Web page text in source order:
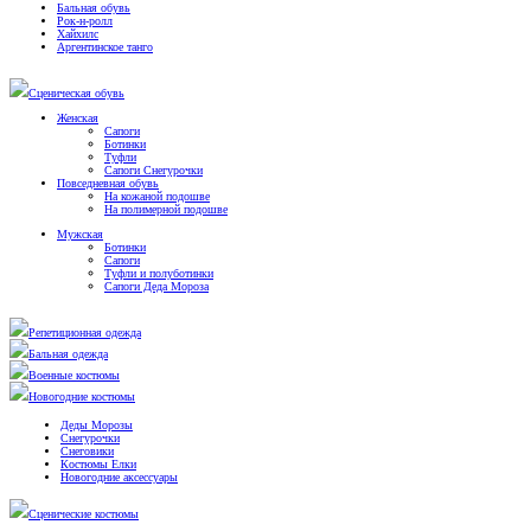
Бальная обувь
Рок-н-ролл
Хайхилс
Аргентинское танго
Сценическая обувь
Женская
Сапоги
Ботинки
Туфли
Сапоги Снегурочки
Повседневная обувь
На кожаной подошве
На полимерной подошве
Мужская
Ботинки
Сапоги
Туфли и полуботинки
Сапоги Деда Мороза
Репетиционная одежда
Бальная одежда
Военные костюмы
Новогодние костюмы
Деды Морозы
Снегурочки
Снеговики
Костюмы Елки
Новогодние аксессуары
Сценические костюмы